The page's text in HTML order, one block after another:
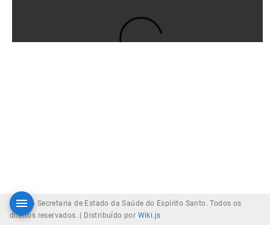
© 2026 Secretaria de Estado da Saúde do Espírito Santo. Todos os
direitos reservados. |
Distribuído por Wiki.js